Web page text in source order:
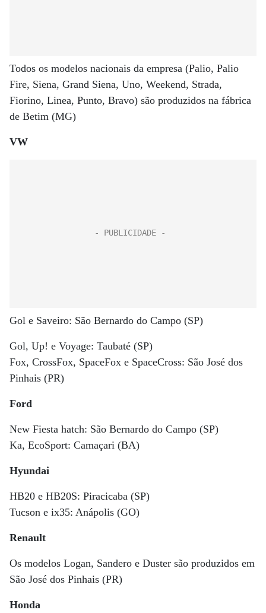
Todos os modelos nacionais da empresa (Palio, Palio
Fire, Siena, Grand Siena, Uno, Weekend, Strada,
Fiorino, Linea, Punto, Bravo) são produzidos na fábrica
de Betim (MG)
VW
Gol e Saveiro: São Bernardo do Campo (SP)
Gol, Up! e Voyage: Taubaté (SP)
Fox, CrossFox, SpaceFox e SpaceCross: São José dos
Pinhais (PR)
Ford
New Fiesta hatch: São Bernardo do Campo (SP)
Ka, EcoSport: Camaçari (BA)
Hyundai
HB20 e HB20S: Piracicaba (SP)
Tucson e ix35: Anápolis (GO)
Renault
Os modelos Logan, Sandero e Duster são produzidos em
São José dos Pinhais (PR)
Honda